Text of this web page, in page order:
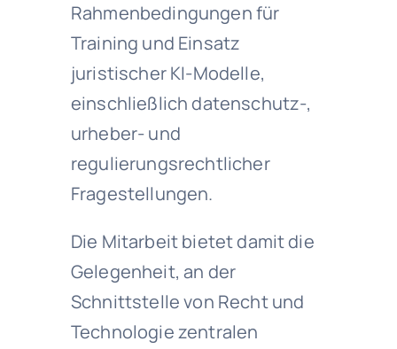
Rahmenbedingungen für
Training und Einsatz
juristischer KI-Modelle,
einschließlich datenschutz-,
urheber- und
regulierungsrechtlicher
Fragestellungen.
Die Mitarbeit bietet damit die
Gelegenheit, an der
Schnittstelle von Recht und
Technologie zentralen